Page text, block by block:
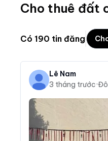
Cho thuê đất
Có 190 tin đăng
Lê Nam
3 tháng trước·